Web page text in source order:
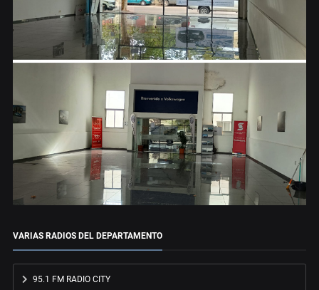
VARIAS RADIOS DEL DEPARTAMENTO
95.1 FM RADIO CITY